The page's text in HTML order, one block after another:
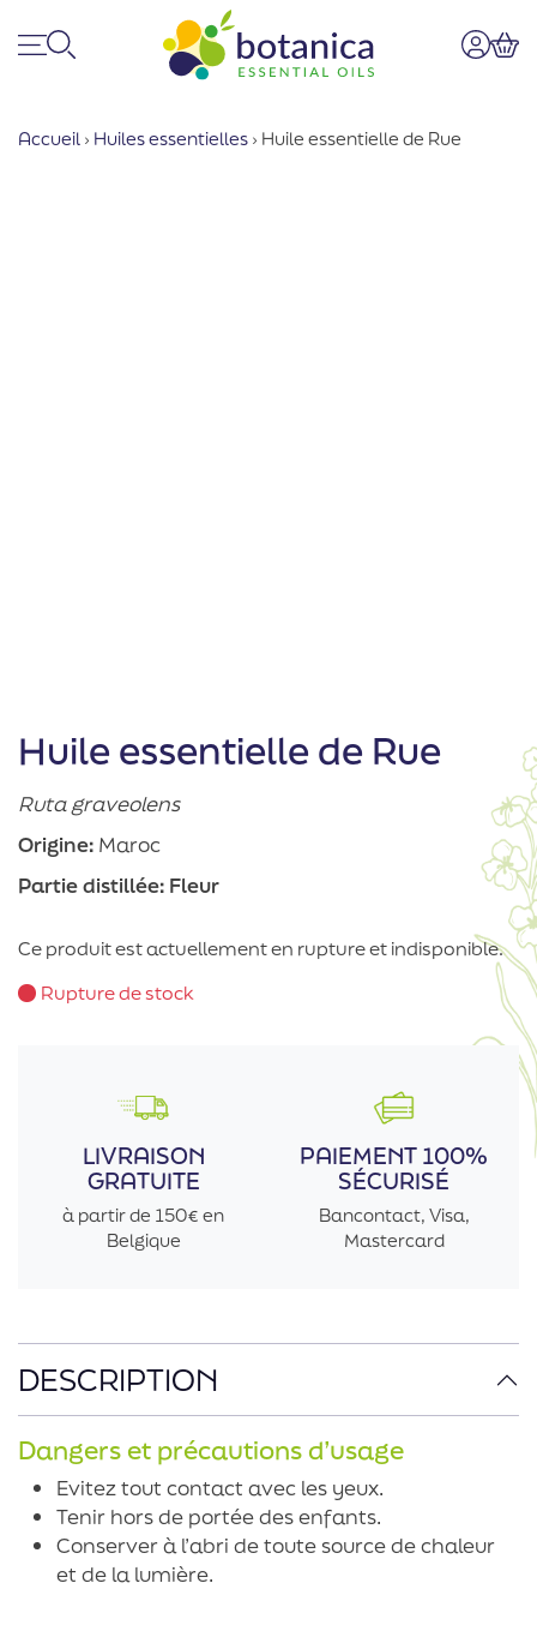
Accueil › Huiles essentielles › Huile essentielle de Rue
Huile essentielle de Rue
Ruta graveolens
Origine: Maroc
Partie distillée: Fleur
Ce produit est actuellement en rupture et indisponible.
Rupture de stock
DESCRIPTION
Dangers et précautions d’usage
Evitez tout contact avec les yeux.
Tenir hors de portée des enfants.
Conserver à l’abri de toute source de chaleur
et de la lumière.
LIVRAISON
GRATUITE
à partir de 150€ en
Belgique
PAIEMENT 100%
SÉCURISÉ
Bancontact, Visa,
Mastercard